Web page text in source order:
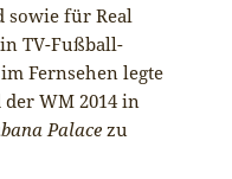
sowie für Real
TV-Fußball-
Fernsehen legte
WM 2014 in
Palace zu